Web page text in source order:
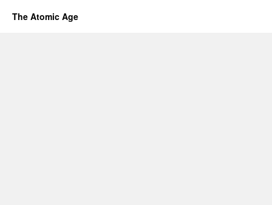
The Atomic Age